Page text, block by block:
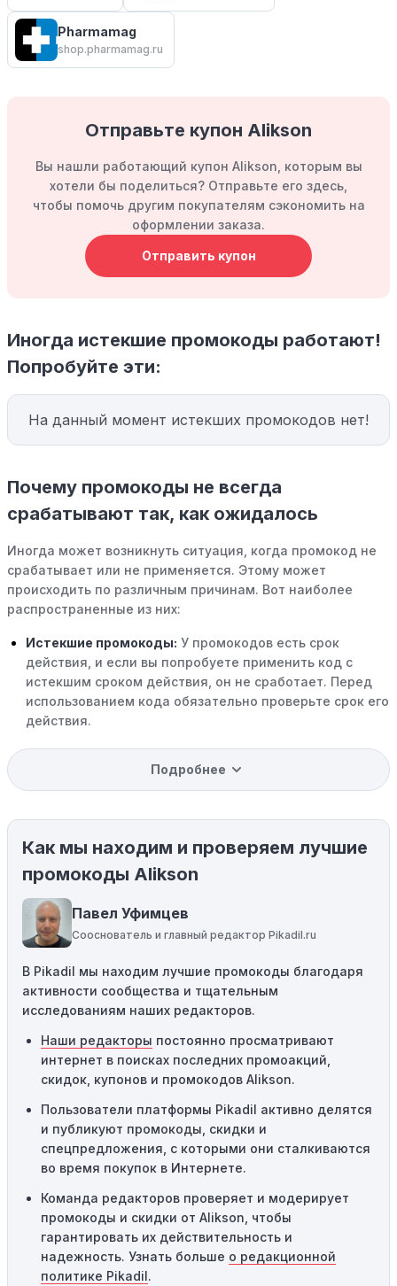
Pharmamag
shop.pharmamag.ru
Отправьте купон Alikson
Вы нашли работающий купон Alikson, которым вы
хотели бы поделиться? Отправьте его здесь,
чтобы помочь другим покупателям сэкономить на
оформлении заказа.
Отправить купон
Иногда истекшие промокоды работают!
Попробуйте эти:
На данный момент истекших промокодов нет!
Почему промокоды не всегда
срабатывают так, как ожидалось
Иногда может возникнуть ситуация, когда промокод не
срабатывает или не применяется. Этому может
происходить по различным причинам. Вот наиболее
распространенные из них:
Истекшие промокоды: У промокодов есть срок
действия, и если вы попробуете применить код с
истекшим сроком действия, он не сработает. Перед
использованием кода обязательно проверьте срок его
действия.
Уже со скидкой:В некоторых случаях интересующий
вас товар может быть уже со скидкой. Некоторые
магазины предлагают скидки и акции напрямую, без
Ограничения на использование промокода:
Некоторые промокоды распространяются только на
определенные товары, бренды или категории. Если вы
пытаетесь применить код к товару, не
соответствующему критериям, он не сработает.
промокоды требуют соблюдения минимального
порога покупки, чтобы получить право на скидку. Если
сумма в корзине не соответствует указанному порогу,
код не сработает.
Географические ограничения:Действие некоторых
промокодов может быть ограничено определенными
местами или регионами. Если вы находитесь за
пределами указанного региона, то код не будет
применяться.
предназначены только для однократного
использования. Если код уже был использован кем-то
другим, он не будет действовать повторно.
Технические сбои:
Подробнее
Как мы находим и проверяем лучшие
промокоды Alikson
Павел Уфимцев
Сооснователь и главный редактор Pikadil.ru
В Pikadil мы находим лучшие промокоды благодаря
активности сообщества и тщательным
исследованиям наших редакторов.
Наши редакторы постоянно просматривают
интернет в поисках последних промоакций,
скидок, купонов и промокодов Alikson.
Пользователи платформы Pikadil активно делятся
и публикуют промокоды, скидки и
спецпредложения, с которыми они сталкиваются
во время покупок в Интернете.
Команда редакторов проверяет и модерирует
промокоды и скидки от Alikson, чтобы
гарантировать их действительность и
надежность. Узнать больше о редакционной
политике Pikadil.